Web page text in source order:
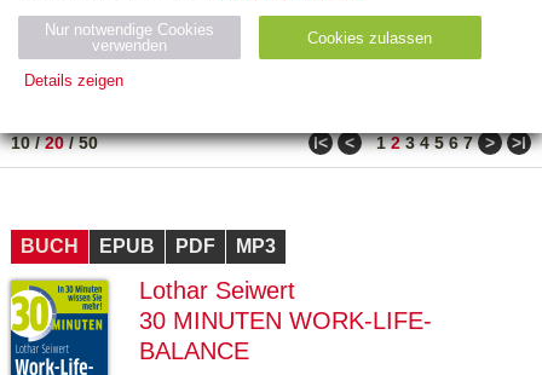
Neuerscheinung
Bestseller
PREIS
10/20/50 ǀ< < 1 2 3 4 5 6 7 > >ǀ
BUCH EPUB PDF MP3
Lothar Seiwert
30 MINUTEN WORK-LIFE-
BALANCE
Nur notwendige Cookies
verwenden
Cookies zulassen
Details zeigen
Name Zweck
Ty
ESSION
_ID
verlag.
de
Session verwendet
GV_CO
OKIES
gabal-
Speichert den Zustimmungsstatus des
Domäne.